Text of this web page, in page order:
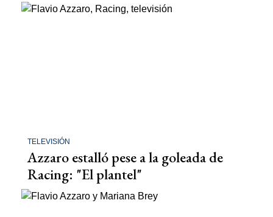
TELEVISIÓN
Azzaro estalló pese a la goleada de
Racing: "El plantel"